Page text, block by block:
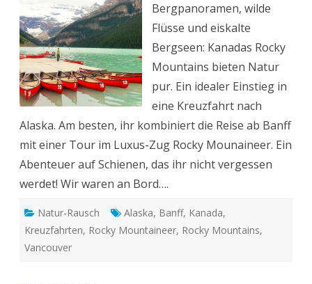
zur
Alaska-
Bergpanoramen, wilde
Flüsse und eiskalte
Bergseen: Kanadas Rocky
Mountains bieten Natur
pur. Ein idealer Einstieg in
eine Kreuzfahrt nach
Alaska. Am besten, ihr kombiniert die Reise ab Banff
mit einer Tour im Luxus-Zug Rocky Mounaineer. Ein
Abenteuer auf Schienen, das ihr nicht vergessen
werdet! Wir waren an Bord….
Natur-Rausch Alaska, Banff, Kanada,
Kreuzfahrten, Rocky Mountaineer, Rocky Mountains,
Vancouver